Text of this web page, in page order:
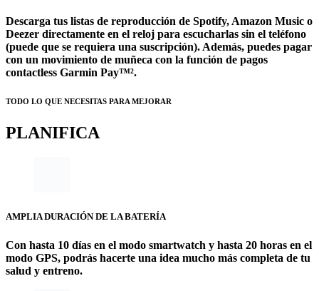
Descarga tus listas de reproducción de Spotify, Amazon Music o
Deezer directamente en el reloj para escucharlas sin el teléfono
(puede que se requiera una suscripción). Además, puedes pagar
con un movimiento de muñeca con la función de pagos
contactless Garmin Pay™².
TODO LO QUE NECESITAS PARA MEJORAR
PLANIFICA
AMPLIA DURACIÓN DE LA BATERÍA
Con hasta 10 días en el modo smartwatch y hasta 20 horas en el
modo GPS, podrás hacerte una idea mucho más completa de tu
salud y entreno.